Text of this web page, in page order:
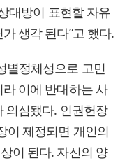
대방이 표현할 자유
생각 된다”고 했다.
별정체성으로 고민
이에 반대하는 사
의심됐다. 인권헌장
이 제정되면 개인의
이 된다. 자신의 양